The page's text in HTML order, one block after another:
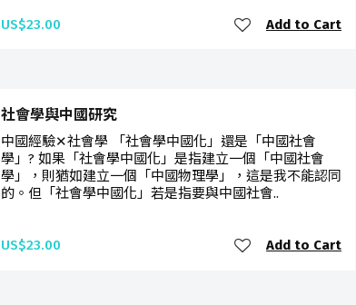
US$23.00 Add to Cart
社會學與中國研究
中國經驗✕社會學 「社會學中國化」還是「中國社會
學」? 如果「社會學中國化」是指建立一個「中國社會
學」，則猶如建立一個「中國物理學」，這是我不能認同
的。但「社會學中國化」若是指要與中國社會..
US$23.00 Add to Cart